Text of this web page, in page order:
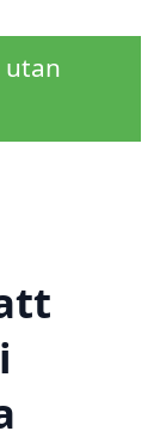
utan